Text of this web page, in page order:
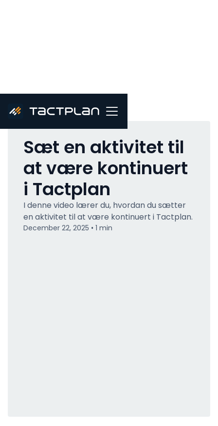
Sæt en aktivitet til
at være kontinuert
i Tactplan
I denne video lærer du, hvordan du sætter
en aktivitet til at være kontinuert i Tactplan.
December 22, 2025 • 1 min